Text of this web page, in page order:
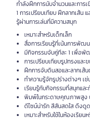
กำลังฝึกการนับจำนวนและการ
1 การเปรียบเทียบ ฝึกลากเส้น
รู้ผ่านการเล่นที่มีความสนุก
เหมาะสำหรับเด็กเล็ก
สื่อการเรียนรู้ที่เน้นการพัฒ
มีกิจกรรมจับคู่ทีละ 1 เพื่อพั
การเปรียบเทียบรูปทรงและ
ฝึกการจับดินสอและลากเส้
ทำความรู้จักรูปร่างต่างๆ เ
เรียนรู้กับกิจกรรมที่สนุกและ
พิมพ์ในกระดาษคุณภาพสูง
ดีไซน์น่ารัก สีสันสดใส ดึงดู
เหมาะสำหรับใช้ในห้องเรียน